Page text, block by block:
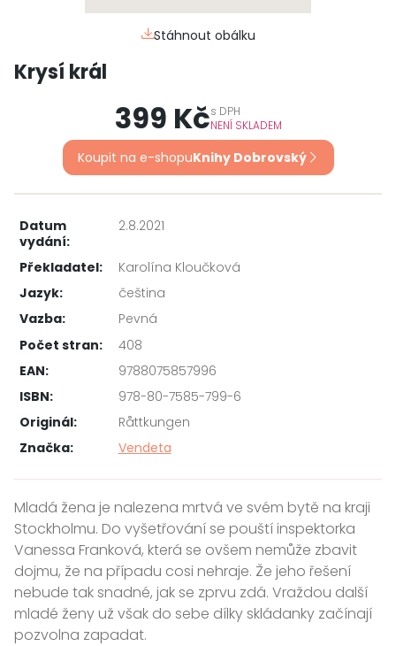
Stáhnout obálku
Krysí král
399 Kčs DPH
NENÍ SKLADEM
Koupit na e-shopuKnihy Dobrovský
Datum
vydání:
2.8.2021
Překladatel:
Karolína Kloučková
Jazyk:
čeština
Vazba:
Pevná
Počet stran:
408
EAN:
9788075857996
ISBN:
978-80-7585-799-6
Originál:
Råttkungen
Značka:
Vendeta
Mladá žena je nalezena mrtvá ve svém bytě na kraji
Stockholmu. Do vyšetřování se pouští inspektorka
Vanessa Franková, která se ovšem nemůže zbavit
dojmu, že na případu cosi nehraje. Že jeho řešení
nebude tak snadné, jak se zprvu zdá. Vraždou další
mladé ženy už však do sebe dílky skládanky začínají
pozvolna zapadat.